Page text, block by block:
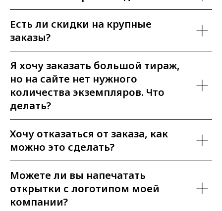
Есть ли скидки на крупные
заказы?
Я хочу заказать большой тираж,
но на сайте нет нужного
количества экземпляров. Что
делать?
Хочу отказаться от заказа, как
можно это сделать?
Можете ли вы напечатать
открытки с логотипом моей
компании?